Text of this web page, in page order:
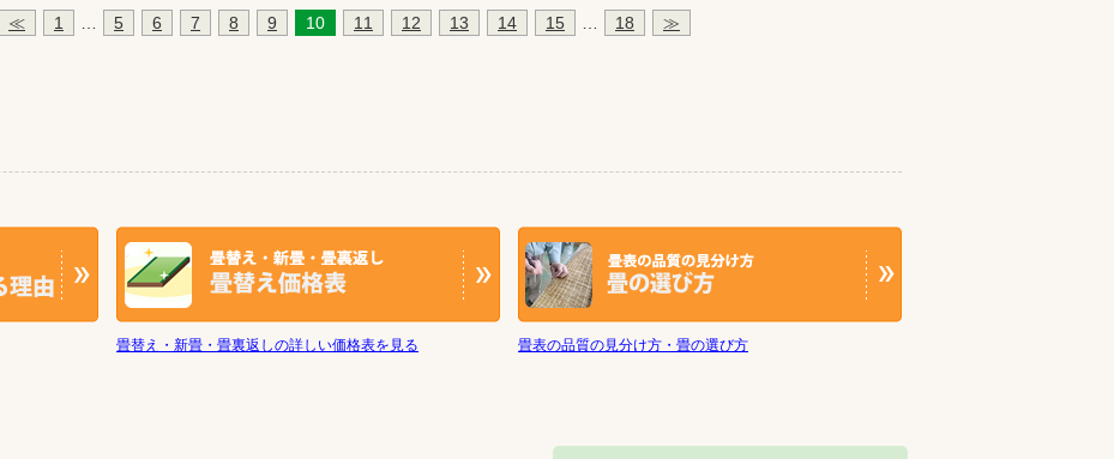
≪ 1 5 6 7 8 9 10 11 12 13 14 15 18 ≫
畳替え・新畳・畳裏返しの詳しい価格表を見る 畳表の品質の見分け方・畳の選び方